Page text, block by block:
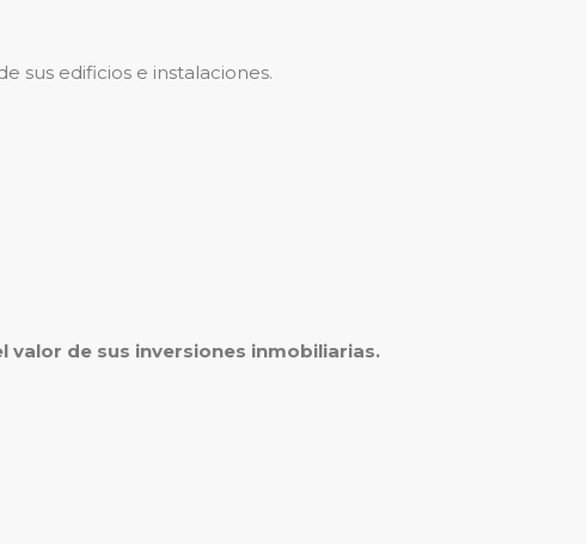
sus edificios e instalaciones.
de sus inversiones inmobiliarias.